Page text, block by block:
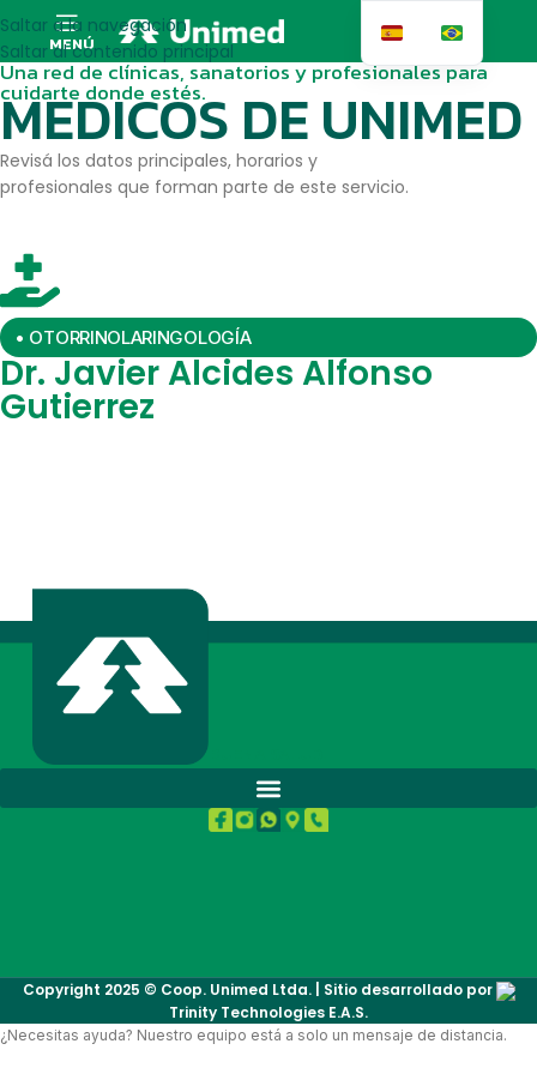
Saltar a la navegación
Saltar al contenido principal
MENÚ
Una red de clínicas, sanatorios y profesionales para
cuidarte donde estés.
MEDICOS DE UNIMED
Revisá los datos principales, horarios y
profesionales que forman parte de este servicio.
• OTORRINOLARINGOLOGÍA
Dr. Javier Alcides Alfonso
Gutierrez
Copyright 2025 © Coop. Unimed Ltda. | Sitio desarrollado por
Trinity Technologies E.A.S.
¿Necesitas ayuda? Nuestro equipo está a solo un mensaje de distancia.